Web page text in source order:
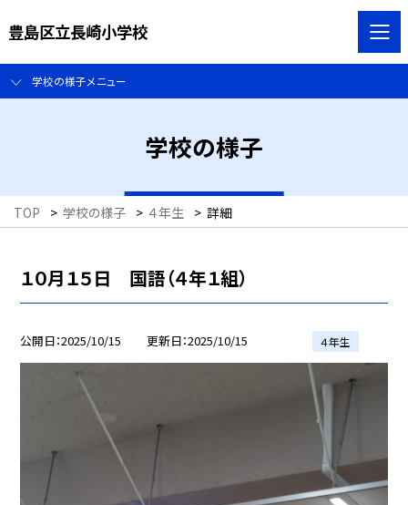
豊島区立長崎小学校
学校の様子メニュー
学校の様子
TOP > 学校の様子 > ４年生 > 詳細
１０月１５日 国語（４年１組）
公開日 2025/10/15 更新日 2025/10/15 ４年生